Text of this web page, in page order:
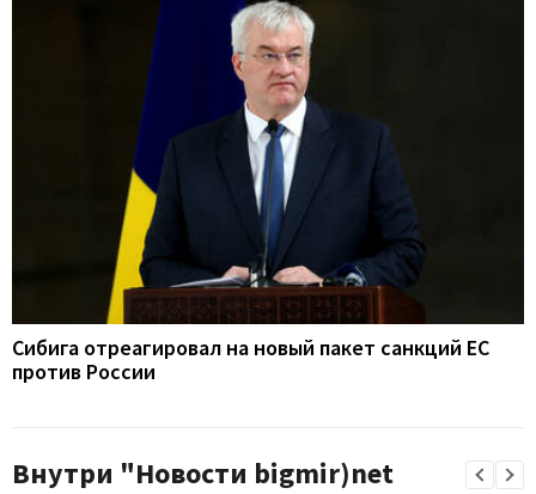
Сибига отреагировал на новый пакет санкций ЕС
против России
Внутри "Новости bigmir)net